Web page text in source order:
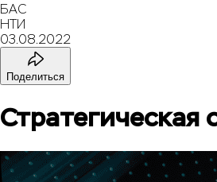
БАС
НТИ
03.08.2022
Поделиться
Стратегическая